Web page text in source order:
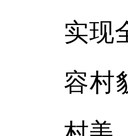
实现
容村